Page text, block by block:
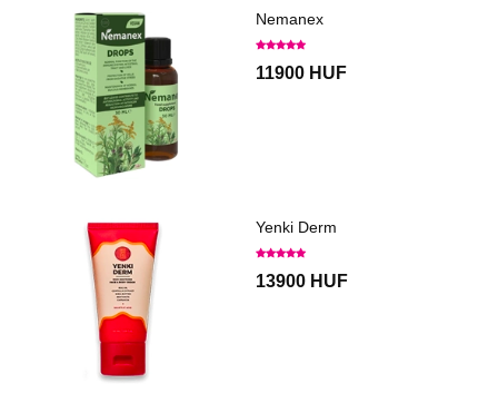
Nemanex
11900 HUF
Yenki Derm
13900 HUF